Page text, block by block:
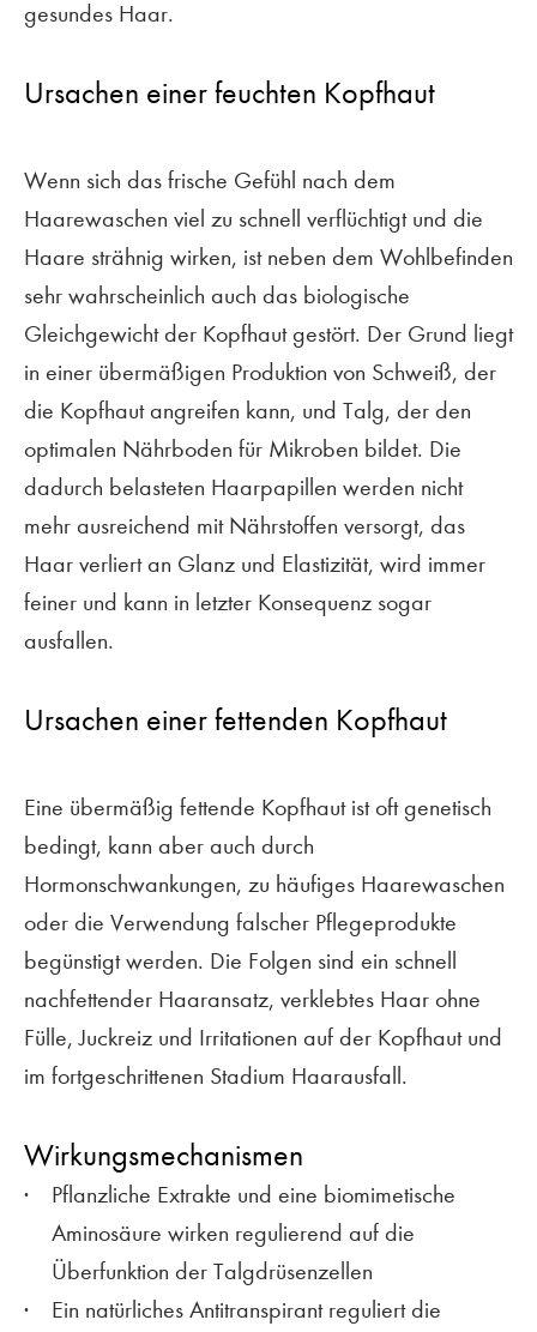
gesundes Haar.
Ursachen einer feuchten Kopfhaut
Wenn sich das frische Gefühl nach dem
Haarewaschen viel zu schnell verflüchtigt und die
Haare strähnig wirken, ist neben dem Wohlbefinden
sehr wahrscheinlich auch das biologische
Gleichgewicht der Kopfhaut gestört. Der Grund liegt
in einer übermäßigen Produktion von Schweiß, der
die Kopfhaut angreifen kann, und Talg, der den
optimalen Nährboden für Mikroben bildet. Die
dadurch belasteten Haarpapillen werden nicht
mehr ausreichend mit Nährstoffen versorgt, das
Haar verliert an Glanz und Elastizität, wird immer
feiner und kann in letzter Konsequenz sogar
ausfallen.
Ursachen einer fettenden Kopfhaut
Eine übermäßig fettende Kopfhaut ist oft genetisch
bedingt, kann aber auch durch
Hormonschwankungen, zu häufiges Haarewaschen
oder die Verwendung falscher Pflegeprodukte
begünstigt werden. Die Folgen sind ein schnell
nachfettender Haaransatz, verklebtes Haar ohne
Fülle, Juckreiz und Irritationen auf der Kopfhaut und
im fortgeschrittenen Stadium Haarausfall.
Wirkungsmechanismen
Pflanzliche Extrakte und eine biomimetische
Aminosäure wirken regulierend auf die
Überfunktion der Talgdrüsenzellen
Ein natürliches Antitranspirant reguliert die